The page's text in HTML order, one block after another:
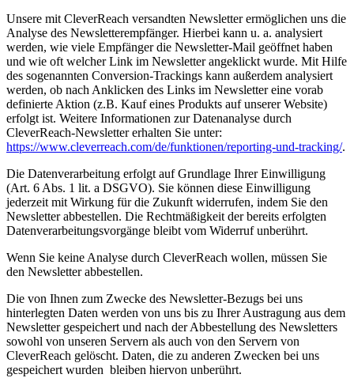
Unsere mit CleverReach versandten Newsletter ermöglichen uns die
Analyse des Newsletterempfänger. Hierbei kann u. a. analysiert
werden, wie viele Empfänger die Newsletter-Mail geöffnet haben
und wie oft welcher Link im Newsletter angeklickt wurde. Mit Hilfe
des sogenannten Conversion-Trackings kann außerdem analysiert
werden, ob nach Anklicken des Links im Newsletter eine vorab
definierte Aktion (z.B. Kauf eines Produkts auf unserer Website)
erfolgt ist. Weitere Informationen zur Datenanalyse durch
CleverReach-Newsletter erhalten Sie unter:
https://www.cleverreach.com/de/funktionen/reporting-und-tracking/.
Die Datenverarbeitung erfolgt auf Grundlage Ihrer Einwilligung
(Art. 6 Abs. 1 lit. a DSGVO). Sie können diese Einwilligung
jederzeit mit Wirkung für die Zukunft widerrufen, indem Sie den
Newsletter abbestellen. Die Rechtmäßigkeit der bereits erfolgten
Datenverarbeitungsvorgänge bleibt vom Widerruf unberührt.
Wenn Sie keine Analyse durch CleverReach wollen, müssen Sie
den Newsletter abbestellen.
Die von Ihnen zum Zwecke des Newsletter-Bezugs bei uns
hinterlegten Daten werden von uns bis zu Ihrer Austragung aus dem
Newsletter gespeichert und nach der Abbestellung des Newsletters
sowohl von unseren Servern als auch von den Servern von
CleverReach gelöscht. Daten, die zu anderen Zwecken bei uns
gespeichert wurden bleiben hiervon unberührt.